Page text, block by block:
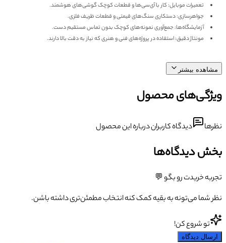
تعمیرات موبایل: کار با آی‌سی‌ها و قطعات کوچک گوشی‌های هوشمند.
جواهرسازی: دستکاری سنگ‌های قیمتی و قطعات ظریف فلزی.
آزمایشگاه‌ها: جمع‌آوری نمونه‌های کوچک بدون تماس مستقیم دست.
مونتاژ دقیق: استفاده در پروژه‌های فنی و هنری که نیاز به دقت بالا دارند.
مشاهده بیشتر
ویژگی‌های محصول
نظرها دیدگاه کاربران درباره این محصول
بخش دیدگاه‌ها
تجربه خریدت رو بگو 💬
نظر شما می‌تونه به بقیه کمک کنه انتخاب مطمئن‌تری داشته باشن.
تو شروع کن!
ارسال دیدگاه